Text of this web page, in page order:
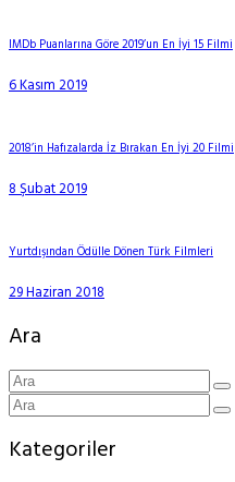
IMDb Puanlarına Göre 2019’un En İyi 15 Filmi
6 Kasım 2019
2018’in Hafızalarda İz Bırakan En İyi 20 Filmi
8 Şubat 2019
Yurtdışından Ödülle Dönen Türk Filmleri
29 Haziran 2018
Ara
Kategoriler